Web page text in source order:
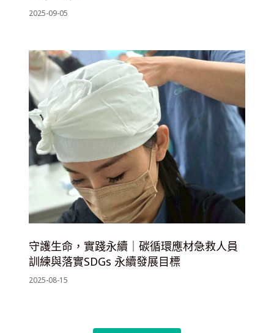
2025-09-05
守護生命，實踐永續｜碳循環應材急救人員
訓練與落實SDGs 永續發展目標
2025-08-15